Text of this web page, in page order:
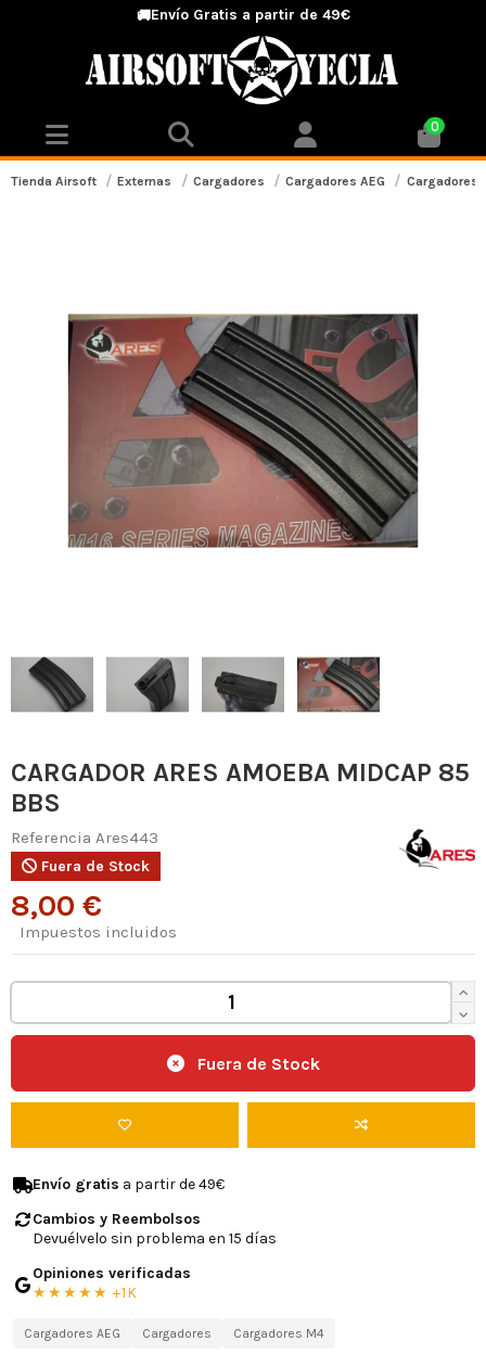
🚚Envío Gratis a partir de 49€
0
Tienda Airsoft Externas Cargadores Cargadores AEG Cargadores
CARGADOR ARES AMOEBA MIDCAP 85
BBS
Referencia Ares443
Fuera de Stock
8,00 €
Impuestos incluidos
Fuera de Stock
Envío gratis a partir de 49€
Cambios y Reembolsos
Devuélvelo sin problema en 15 días
Opiniones verificadas
★★★★★ +1K
Cargadores AEG Cargadores Cargadores M4